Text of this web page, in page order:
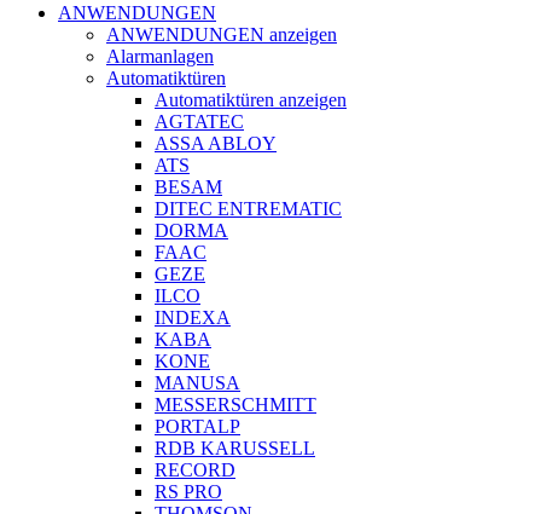
ANWENDUNGEN
ANWENDUNGEN anzeigen
Alarmanlagen
Automatiktüren
Automatiktüren anzeigen
AGTATEC
ASSA ABLOY
ATS
BESAM
DITEC ENTREMATIC
DORMA
FAAC
GEZE
ILCO
INDEXA
KABA
KONE
MANUSA
MESSERSCHMITT
PORTALP
RDB KARUSSELL
RECORD
RS PRO